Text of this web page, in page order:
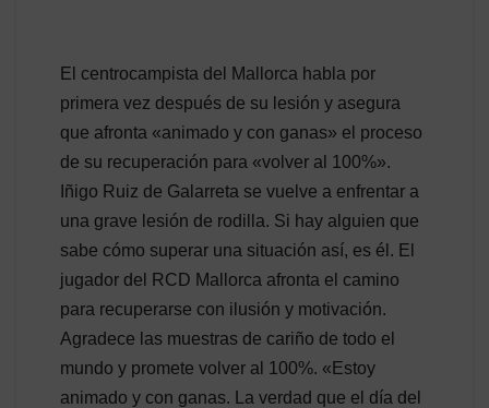
El centrocampista del Mallorca habla por
primera vez después de su lesión y asegura
que afronta «animado y con ganas» el proceso
de su recuperación para «volver al 100%».
Iñigo Ruiz de Galarreta se vuelve a enfrentar a
una grave lesión de rodilla. Si hay alguien que
sabe cómo superar una situación así, es él. El
jugador del RCD Mallorca afronta el camino
para recuperarse con ilusión y motivación.
Agradece las muestras de cariño de todo el
mundo y promete volver al 100%. «Estoy
animado y con ganas. La verdad que el día del